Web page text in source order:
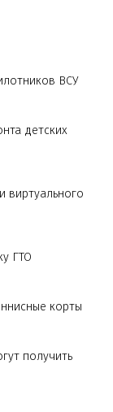
ВСУ
детских
виртуального
ГТО
корты
получить